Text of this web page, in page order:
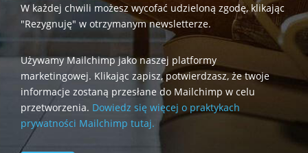
W każdej chwili możesz wycofać udzieloną zgodę, klikając
"Rezygnuję" w otrzymanym newsletterze.
Używamy Mailchimp jako naszej platformy
marketingowej. Klikając zapisz, potwierdzasz, że twoje
informacje zostaną przesłane do Mailchimp w celu
przetworzenia. Dowiedz się więcej o praktykach
prywatności Mailchimp tutaj.